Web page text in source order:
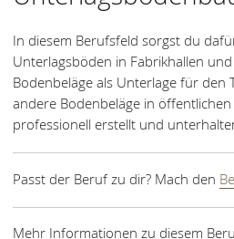
In diesem Berufsfeld sorgst du
Unterlagsböden in Fabrikhallen
Bodenbeläge als Unterlage für den
andere Bodenbeläge in
professionell erstellt und
Passt der Beruf zu dir? Mach den
Mehr Informationen zu diesem